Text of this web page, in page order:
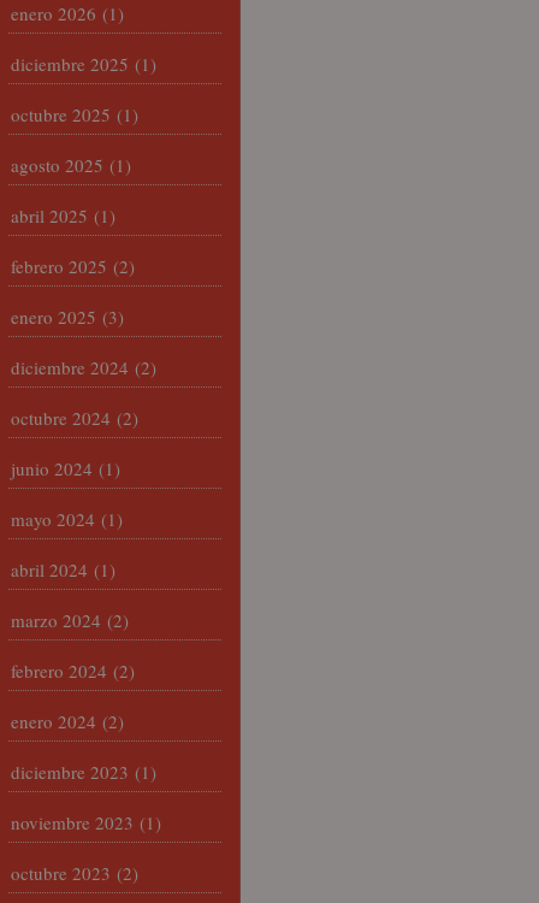
enero 2026 (1)
diciembre 2025 (1)
octubre 2025 (1)
agosto 2025 (1)
abril 2025 (1)
febrero 2025 (2)
enero 2025 (3)
diciembre 2024 (2)
octubre 2024 (2)
junio 2024 (1)
mayo 2024 (1)
abril 2024 (1)
marzo 2024 (2)
febrero 2024 (2)
enero 2024 (2)
diciembre 2023 (1)
noviembre 2023 (1)
octubre 2023 (2)